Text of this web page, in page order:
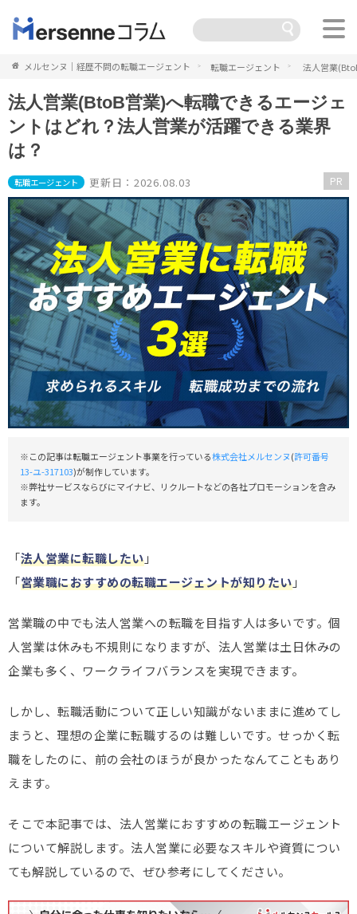
メルセンヌ｜経歴不問の転職エージェント 転職エージェント 法人営業
法人営業(BtoB営業)へ転職できるエージェ
ントはどれ？法人営業が活躍できる業界
は？
転職エージェント 更新日：2026.08.03 PR
※この記事は転職エージェント事業を行っている株式会社メルセンヌ(許可番号
13-ユ-317103)が制作しています。
※弊社サービスならびにマイナビ、リクルートなどの各社プロモーションを含み
ます。
「法人営業に転職したい」
「営業職におすすめの転職エージェントが知りたい」
営業職の中でも法人営業への転職を目指す人は多いです。個
人営業は休みも不規則になりますが、法人営業は土日休みの
企業も多く、ワークライフバランスを実現できます。
しかし、転職活動について正しい知識がないままに進めてし
まうと、理想の企業に転職するのは難しいです。せっかく転
職をしたのに、前の会社のほうが良かったなんてこともあり
えます。
そこで本記事では、法人営業におすすめの転職エージェント
について解説します。法人営業に必要なスキルや資質につい
ても解説しているので、ぜひ参考にしてください。